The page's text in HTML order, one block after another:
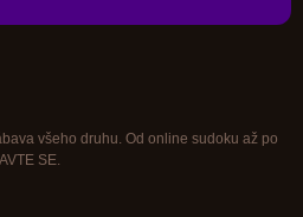
všeho druhu. Od online sudoku až po
SE.